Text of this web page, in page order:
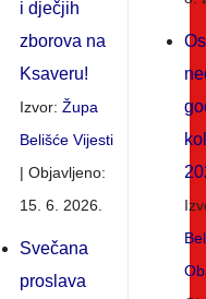
i dječjih
zborova na
Ksaveru!
Izvor: Župa
Belišće Vijesti
Objavljeno:
15. 6. 2026.
Svečana
proslava